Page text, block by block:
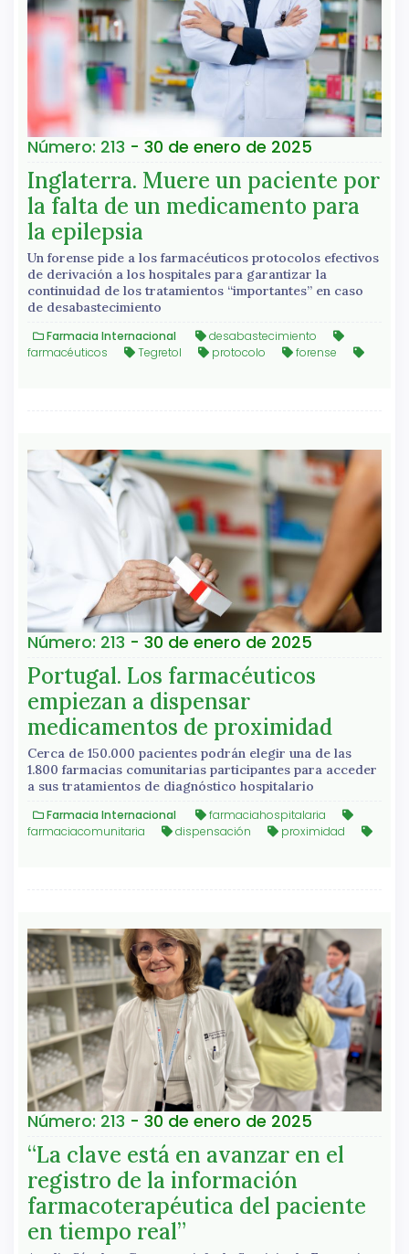
Número: 213 - 30 de enero de 2025
Inglaterra. Muere un paciente por
la falta de un medicamento para
la epilepsia
Un forense pide a los farmacéuticos protocolos efectivos
de derivación a los hospitales para garantizar la
continuidad de los tratamientos “importantes” en caso
de desabastecimiento
Farmacia Internacional
desabastecimiento
farmacéuticos
Tegretol protocolo forense
Número: 213 - 30 de enero de 2025
Portugal. Los farmacéuticos
empiezan a dispensar
medicamentos de proximidad
Cerca de 150.000 pacientes podrán elegir una de las
1.800 farmacias comunitarias participantes para acceder
a sus tratamientos de diagnóstico hospitalario
Farmacia Internacional
farmaciahospitalaria
farmaciacomunitaria
dispensación proximidad
Número: 213 - 30 de enero de 2025
“La clave está en avanzar en el
registro de la información
farmacoterapéutica del paciente
en tiempo real”